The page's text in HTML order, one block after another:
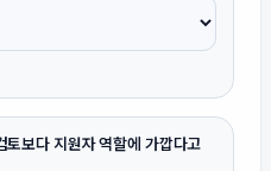
토보다 지원자 역할에 가깝다고